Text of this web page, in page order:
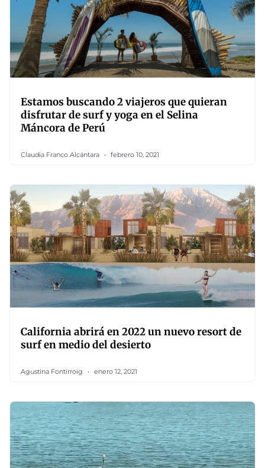
Estamos buscando 2 viajeros que quieran
disfrutar de surf y yoga en el Selina
Máncora de Perú
Claudia Franco Alcántara febrero 10, 2021
California abrirá en 2022 un nuevo resort de
surf en medio del desierto
Agustina Fontirroig enero 12, 2021